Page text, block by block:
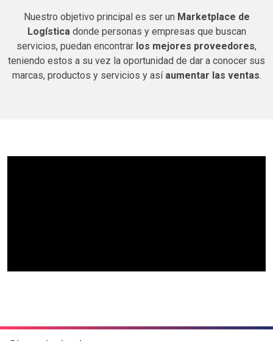
Nuestro objetivo principal es ser un Marketplace de
Logísticadonde personas y empresas que buscan
servicios, puedan encontrar los mejores proveedores,
teniendo estos a su vez la oportunidad de dar a conocer sus
marcas, productos y servicios y así aumentar las ventas.